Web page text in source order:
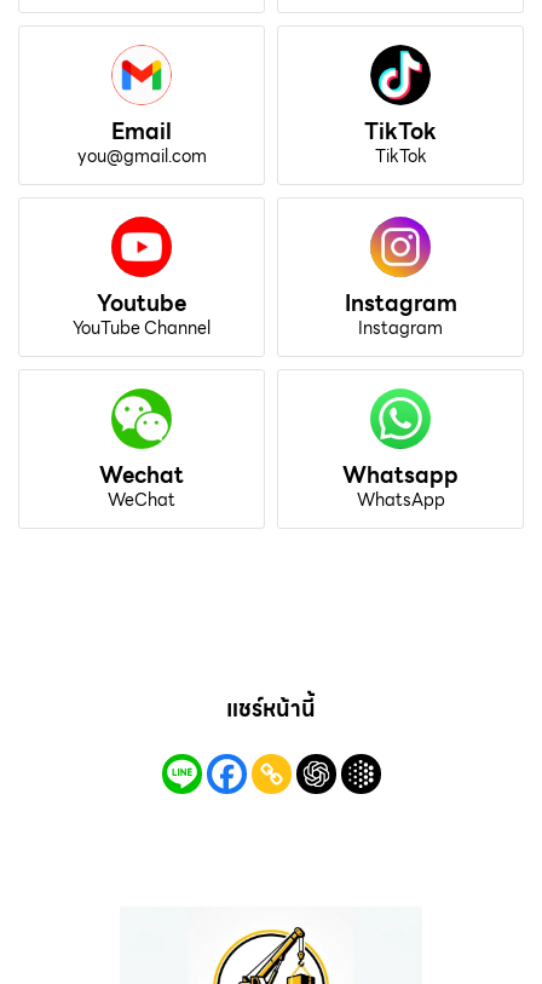
Email
you@gmail.com
TikTok
TikTok
Youtube
YouTube Channel
Instagram
Instagram
Wechat
WeChat
Whatsapp
WhatsApp
แชร์หน้านี้